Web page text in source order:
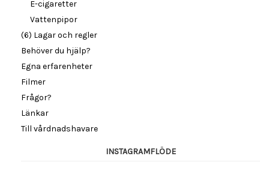
E-cigaretter
Vattenpipor
(6) Lagar och regler
Behöver du hjälp?
Egna erfarenheter
Filmer
Frågor?
Länkar
Till vårdnadshavare
INSTAGRAMFLÖDE